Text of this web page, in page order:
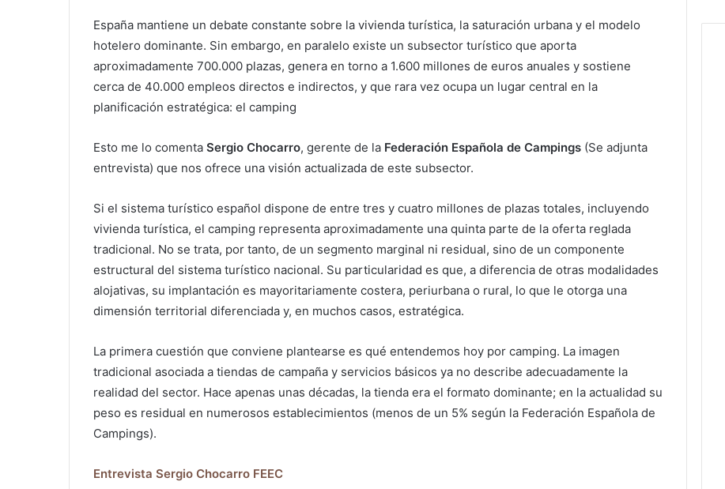
España mantiene un debate constante sobre la vivienda turística, la saturación urbana y el modelo
hotelero dominante. Sin embargo, en paralelo existe un subsector turístico que aporta
aproximadamente 700.000 plazas, genera en torno a 1.600 millones de euros anuales y sostiene
cerca de 40.000 empleos directos e indirectos, y que rara vez ocupa un lugar central en la
planificación estratégica: el camping
Esto me lo comenta Sergio Chocarro, gerente de la Federación Española de Campings (Se adjunta
entrevista) que nos ofrece una visión actualizada de este subsector.
Si el sistema turístico español dispone de entre tres y cuatro millones de plazas totales, incluyendo
vivienda turística, el camping representa aproximadamente una quinta parte de la oferta reglada
tradicional. No se trata, por tanto, de un segmento marginal ni residual, sino de un componente
estructural del sistema turístico nacional. Su particularidad es que, a diferencia de otras modalidades
alojativas, su implantación es mayoritariamente costera, periurbana o rural, lo que le otorga una
dimensión territorial diferenciada y, en muchos casos, estratégica.
La primera cuestión que conviene plantearse es qué entendemos hoy por camping. La imagen
tradicional asociada a tiendas de campaña y servicios básicos ya no describe adecuadamente la
realidad del sector. Hace apenas unas décadas, la tienda era el formato dominante; en la actualidad su
peso es residual en numerosos establecimientos (menos de un 5% según la Federación Española de
Campings).
Entrevista Sergio Chocarro FEEC